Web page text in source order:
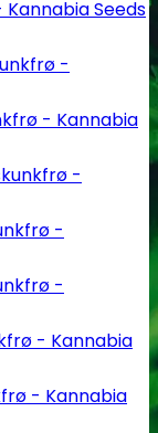
Seeds
- Kannabia
-
- Kannabia